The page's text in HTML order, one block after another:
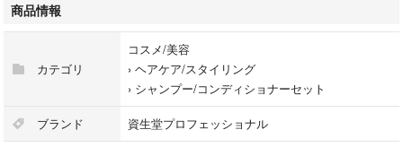
■商品説明
・ダメージで弱くなった髪の形状を補正しながら芯から強くなめらかな髪
に整える
・ヘアカラーやパーマの繰り返しにより髪が弱くなっている方
・髪の乾燥・パサつきが気になる方
商品情報
カテゴリ
コスメ/美容
› ヘアケア/スタイリング
› シャンプー/コンディショナーセット
ブランド 資生堂プロフェッショナル